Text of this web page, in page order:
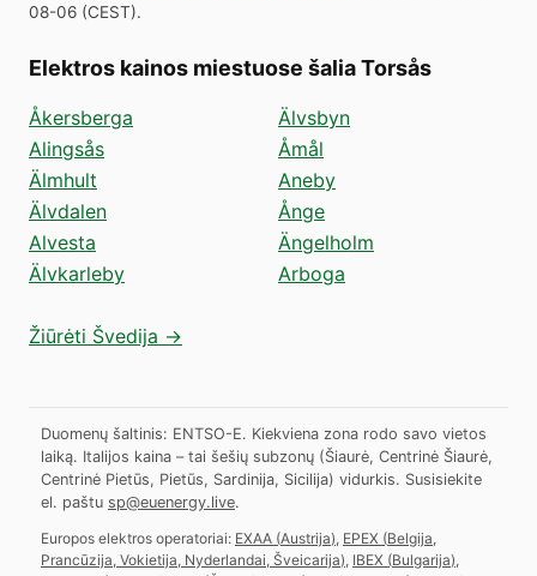
08-06 (CEST).
Elektros kainos miestuose šalia Torsås
Åkersberga
Alingsås
Älmhult
Älvdalen
Alvesta
Älvkarleby
Älvsbyn
Åmål
Aneby
Ånge
Ängelholm
Arboga
Žiūrėti Švedija →
Duomenų šaltinis: ENTSO-E. Kiekviena zona rodo savo vietos
laiką. Italijos kaina – tai šešių subzonų (Šiaurė, Centrinė Šiaurė,
Centrinė Pietūs, Pietūs, Sardinija, Sicilija) vidurkis. Susisiekite
el. paštu sp@euenergy.live.
Europos elektros operatoriai: EXAA (Austrija) EPEX (Belgija,
Prancūzija, Vokietija, Nyderlandai, Šveicarija) IBEX (Bulgarija)